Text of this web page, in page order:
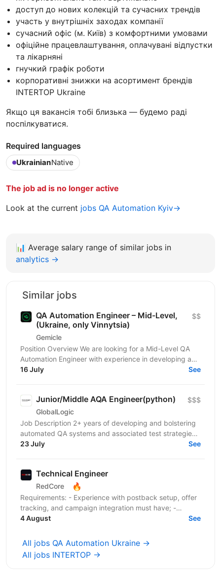
доступ до нових колекцій та сучасних трендів
участь у внутрішніх заходах компанії
сучасний офіс (м. Київ) з комфортними умовами
офіційне працевлаштування, оплачувані відпустки
та лікарняні
гнучкий графік роботи
корпоративні знижки на асортимент брендів
INTERTOP Ukraine
Якщо ця вакансія тобі близька — будемо раді
поспілкуватися.
Required languages
UkrainianNative
The job ad is no longer active
Look at the current jobs QA Automation Kyiv→
📊 Average salary range of similar jobs in
analytics →
Similar jobs
QA Automation Engineer – Mid-Level,
(Ukraine, only Vinnytsia)
Gemicle
$$
Position Overview We are looking for a Mid-Level QA
Automation Engineer with experience in developing and
maintaining automated tests for both web and...
16 July See
Junior/Middle AQA Engineer(python)
GlobalLogic
$$$
Job Description 2+ years of developing and bolstering
automated QA systems and associated test strategies
Programming skills in Python Experience in...
23 July See
Technical Engineer
RedCore 🔥
Requirements: - Experience with postback setup, offer
tracking, and campaign integration must have; -
Experience with retargeting pixels, tracking events,...
4 August See
All jobs QA Automation Ukraine →
All jobs INTERTOP →